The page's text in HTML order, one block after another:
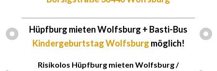
Hüpfburg mietenWolfsburg + Basti-Bus
Kindergeburtstag Wolfsburg möglich!
Risikolos Hüpfburg mieten Wolfsburg /